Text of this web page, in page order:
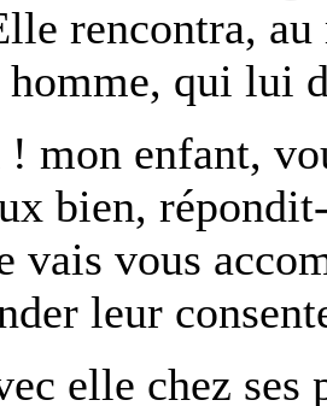
rencontra,
homme, qui lui
mon enfant,
bien,
vous
leur
elle chez ses